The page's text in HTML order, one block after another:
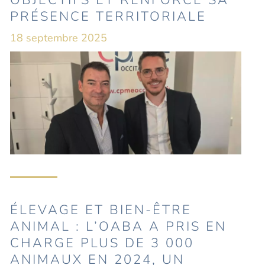
PRÉSENCE TERRITORIALE
18 septembre 2025
ÉLEVAGE ET BIEN-ÊTRE
ANIMAL : L’OABA A PRIS EN
CHARGE PLUS DE 3 000
ANIMAUX EN 2024, UN